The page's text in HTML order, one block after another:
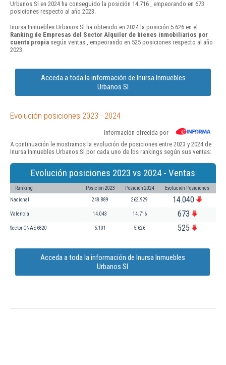
Urbanos Sl en 2024 ha conseguido la posición 14.716 , empeorando en 673
posiciones respecto al año 2023.
Inursa Inmuebles Urbanos Sl ha obtenido en 2024 la posición 5.626 en el
Ranking de Empresas del Sector Alquiler de bienes inmobiliarios por
cuenta propia según ventas , empeorando en 525 posiciones respecto al año
2023.
Acceda a toda la información de Inursa Inmuebles
Urbanos Sl
Evolución posiciones 2023 - 2024
Información ofrecida por
A continuación le mostramos la evolución de posiciones entre 2023 y 2024 de
Inursa Inmuebles Urbanos Sl por cada uno de los rankings según sus ventas:
Evolución posiciones 2023 vs 2024 - Ventas
Ranking Posición 2023 Posición 2024 Evolución Posiciones
Nacional 248.889 262.929 14.040
Valencia 14.043 14.716 673
Sector CNAE 6820 5.101 5.626 525
Acceda a toda la información de Inursa Inmuebles
Urbanos Sl